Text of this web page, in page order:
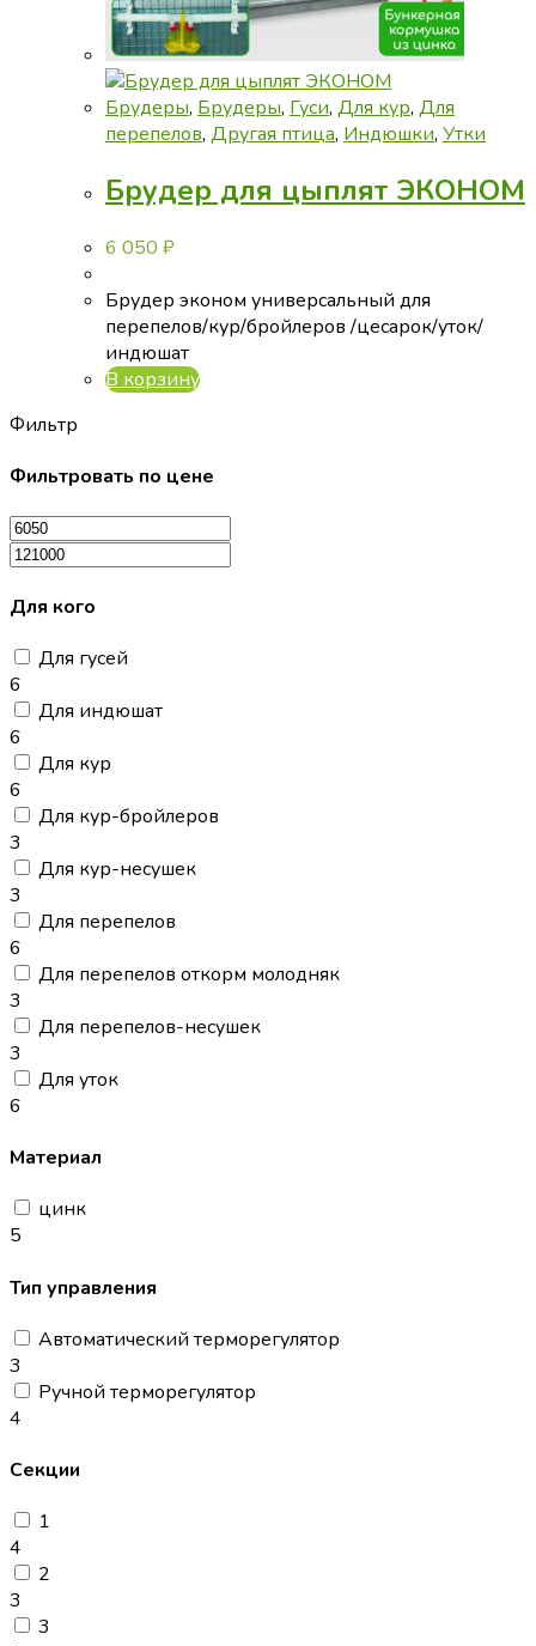
Брудеры, Брудеры, Гуси, Для кур, Для
перепелов, Другая птица, Индюшки, Утки
Брудер для цыплят ЭКОНОМ
6 050 ₽
Брудер эконом универсальный для
перепелов/кур/бройлеров /цесарок/уток/
индюшат
В корзину
Фильтр
Фильтровать по цене
Для кого
Для гусей
6
Для индюшат
6
Для кур
6
Для кур-бройлеров
3
Для кур-несушек
3
Для перепелов
6
Для перепелов откорм молодняк
3
Для перепелов-несушек
3
Для уток
6
Материал
цинк
5
Тип управления
Автоматический терморегулятор
3
Ручной терморегулятор
4
Секции
1
4
2
3
3